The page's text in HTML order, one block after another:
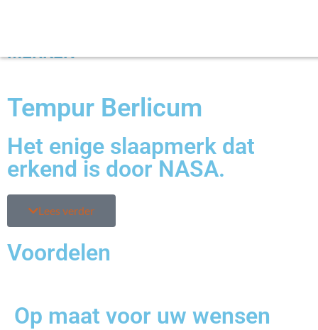
MERKEN
Tempur Berlicum
Het enige slaapmerk dat
erkend is door NASA.
Lees verder
Voordelen
Op maat voor uw wensen